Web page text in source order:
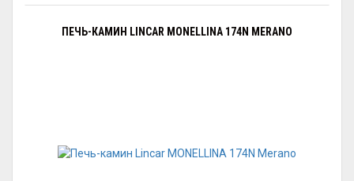
ПЕЧЬ-КАМИН LINCAR MONELLINA 174N MERANO